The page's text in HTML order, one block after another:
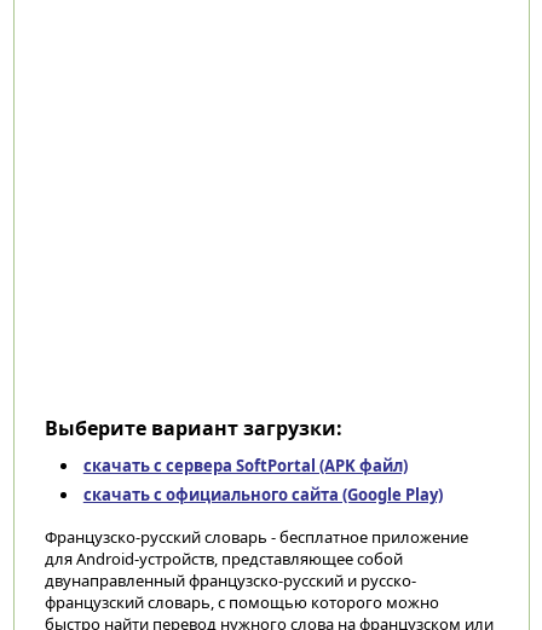
Выберите вариант загрузки:
скачать с сервера SoftPortal (APK файл)
скачать с официального сайта (Google Play)
Французско-русский словарь - бесплатное приложение
для Android-устройств, представляющее собой
двунаправленный французско-русский и русско-
французский словарь, с помощью которого можно
быстро найти перевод нужного слова на французском или